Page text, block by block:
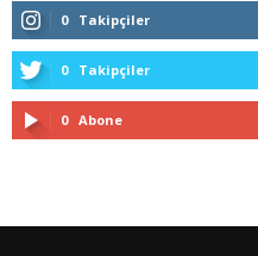
0 Takipçiler
0 Takipçiler
0 Abone